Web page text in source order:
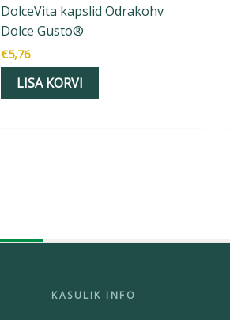
DolceVita kapslid Odrakohv
Dolce Gusto®
€5,76
LISA KORVI